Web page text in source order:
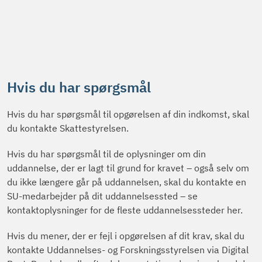
Hvis du har spørgsmål
Hvis du har spørgsmål til opgørelsen af din indkomst, skal
du kontakte Skattestyrelsen.
Hvis du har spørgsmål til de oplysninger om din
uddannelse, der er lagt til grund for kravet – også selv om
du ikke længere går på uddannelsen, skal du kontakte en
SU-medarbejder på dit uddannelsessted – se
kontaktoplysninger for de fleste uddannelsessteder her.
Hvis du mener, der er fejl i opgørelsen af dit krav, skal du
kontakte Uddannelses- og Forskningsstyrelsen via Digital